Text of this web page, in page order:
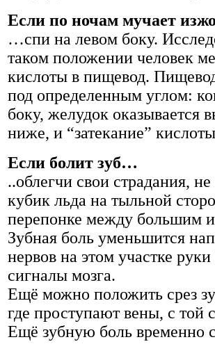
Если по ночам мучает
…спи на левом боку.
таком положении человек
кислоты в пищевод.
под определенным углом:
боку, желудок оказывается
ниже, и “затекание”
Если болит зуб…
..облегчи свои страдания,
кубик льда на тыльной
перепонке между большим
Зубная боль уменьшится
нервов на этом участке
сигналы мозга.
Ещё можно положить срез
где проступают вены, с той
Ещё зубную боль временно